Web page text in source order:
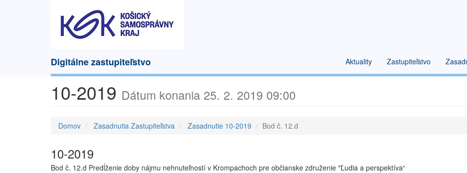
Digitálne zastupiteľstvo Aktuality Zastupiteľstvo
10-2019 Dátum konania 25. 2. 2019 09:00
Domov Zasadnutia Zastupiteľstva Zasadnutie 10-2019 Bod č. 12.d
10-2019
Bod č. 12.d Predĺženie doby nájmu nehnuteľností v Krompachoch pre občianske združenie "Ľudia a perspektíva“